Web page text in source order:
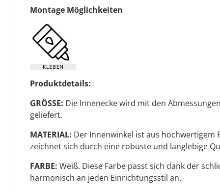
Montage Möglichkeiten
Produktdetails:
GRÖSSE: Die Innenecke wird mit den
geliefert.
MATERIAL: Der Innenwinkel ist aus
zeichnet sich durch eine robuste und langlebige
FARBE: Weiß. Diese Farbe passt sich dank der
harmonisch an jeden Einrichtungsstil an.